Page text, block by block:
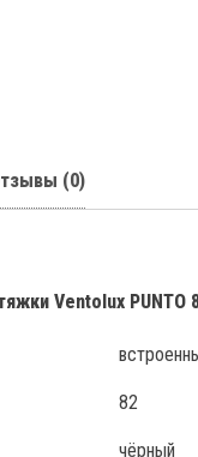
(0)
Ventolux PUNTO
82
чёрный